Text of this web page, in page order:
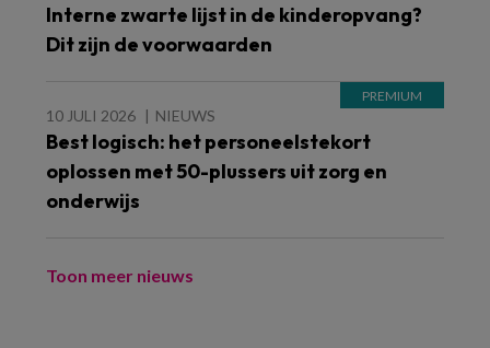
Interne zwarte lijst in de kinderopvang?
Dit zijn de voorwaarden
10 JULI 2026 NIEUWS
Best logisch: het personeelstekort
oplossen met 50-plussers uit zorg en
onderwijs
Toon meer nieuws